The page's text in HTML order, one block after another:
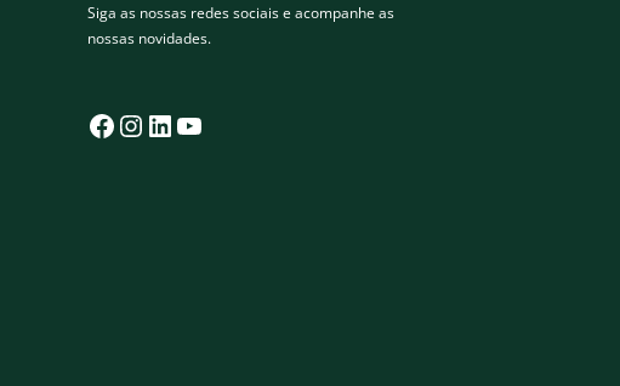
Siga as nossas redes sociais e acompanhe as
nossas novidades.
Facebook
Instagram
LinkedIn